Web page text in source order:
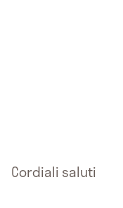
Cordiali saluti